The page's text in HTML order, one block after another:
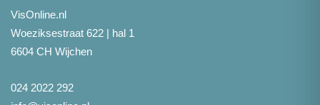
VisOnline.nl
Woeziksestraat 622 | hal 1
6604 CH Wijchen
024 2022 292